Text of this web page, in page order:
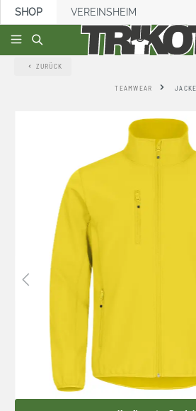
springen
SHOP VEREINSHEIM
ZURÜCK
TEAMWEAR